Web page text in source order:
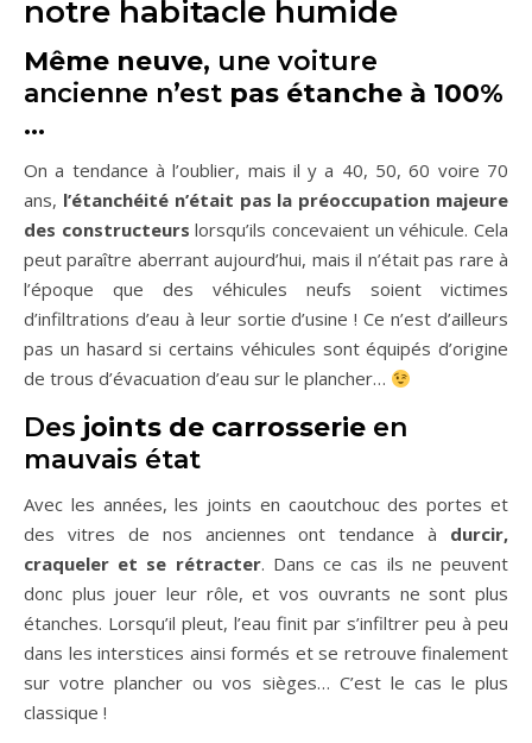
notre habitacle humide
Même neuve, une voiture
ancienne n’est pas étanche à 100%
…
On a tendance à l’oublier, mais il y a 40, 50, 60 voire 70
ans, l’étanchéité n’était pas la préoccupation majeure
des constructeurs lorsqu’ils concevaient un véhicule. Cela
peut paraître aberrant aujourd’hui, mais il n’était pas rare à
l’époque que des véhicules neufs soient victimes
d’infiltrations d’eau à leur sortie d’usine ! Ce n’est d’ailleurs
pas un hasard si certains véhicules sont équipés d’origine
de trous d’évacuation d’eau sur le plancher…
Des joints de carrosserie en
mauvais état
Avec les années, les joints en caoutchouc des portes et
des vitres de nos anciennes ont tendance à durcir,
craqueler et se rétracter. Dans ce cas ils ne peuvent
donc plus jouer leur rôle, et vos ouvrants ne sont plus
étanches. Lorsqu’il pleut, l’eau finit par s’infiltrer peu à peu
dans les interstices ainsi formés et se retrouve finalement
sur votre plancher ou vos sièges… C’est le cas le plus
classique !